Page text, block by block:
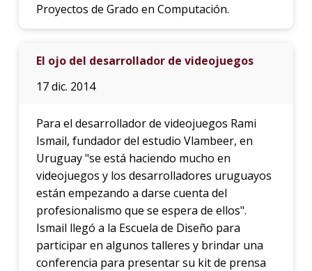
Proyectos de Grado en Computación.
El ojo del desarrollador de videojuegos
17 dic. 2014
Para el desarrollador de videojuegos Rami
Ismail, fundador del estudio Vlambeer, en
Uruguay "se está haciendo mucho en
videojuegos y los desarrolladores uruguayos
están empezando a darse cuenta del
profesionalismo que se espera de ellos".
Ismail llegó a la Escuela de Diseño para
participar en algunos talleres y brindar una
conferencia para presentar su kit de prensa